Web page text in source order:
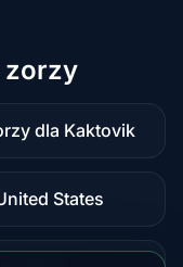
zorzy
dla Kaktovik
States